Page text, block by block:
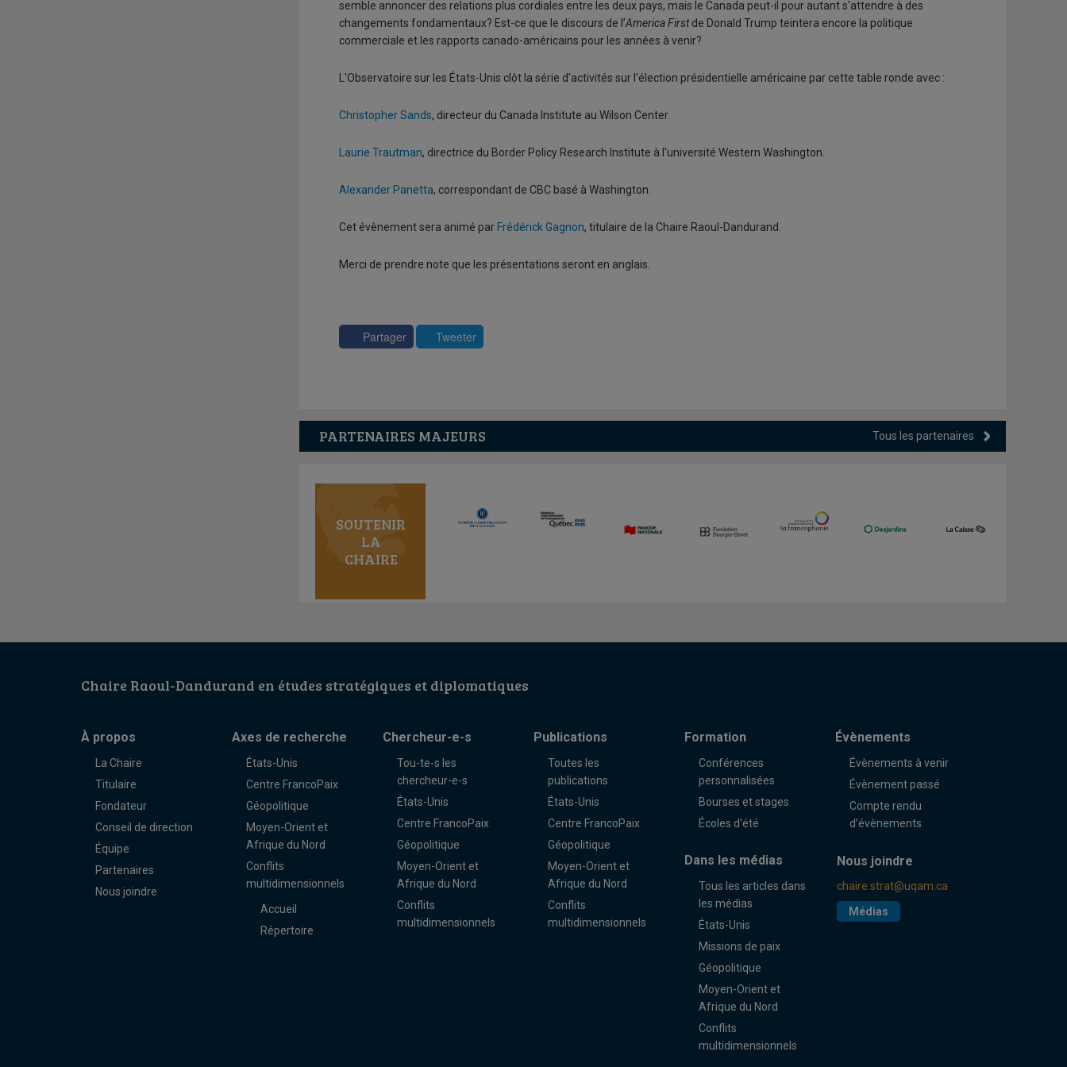
semble annoncer des relations plus cordiales entre les deux pays, mais le Canada peut-il pour autant s'attendre à des
changements fondamentaux? Est-ce que le discours de l’America Firstde Donald Trump teintera encore la politique
commerciale et les rapports canado-américains pour les années à venir?
L'Observatoire sur les États-Unis clôt la série d'activités sur l'élection présidentielle américaine par cette table ronde avec :
Christopher Sands, directeur du Canada Institute au Wilson Center.
Laurie Trautman, directrice du Border Policy Research Institute à l'université Western Washington.
Alexander Panetta, correspondant de CBC basé à Washington.
Cet évènement sera animé par Frédérick Gagnon, titulaire de la Chaire Raoul-Dandurand.
Merci de prendre note que les présentations seront en anglais.
Partager Tweeter
PARTENAIRES MAJEURS Tous les partenaires
SOUTENIR
LA
CHAIRE
Chaire Raoul-Dandurand en études stratégiques et diplomatiques
À propos
La Chaire
Titulaire
Fondateur
Conseil de direction
Équipe
Partenaires
Nous joindre
Axes de recherche
États-Unis
Centre FrancoPaix
Géopolitique
Moyen-Orient et
Afrique du Nord
Conflits
multidimensionnels
Accueil
Répertoire
Chercheur-e-s
Tou-te-s les
chercheur-e-s
États-Unis
Centre FrancoPaix
Géopolitique
Moyen-Orient et
Afrique du Nord
Conflits
multidimensionnels
Publications
Toutes les
publications
États-Unis
Centre FrancoPaix
Géopolitique
Moyen-Orient et
Afrique du Nord
Conflits
multidimensionnels
Formation
Conférences
personnalisées
Bourses et stages
Écoles d’été
Évènements
Évènements à venir
Évènement passé
Compte rendu
d’évènements
Dans les médias
Tous les articles dans
les médias
États-Unis
Missions de paix
Géopolitique
Moyen-Orient et
Afrique du Nord
Conflits
multidimensionnels
Nous joindre
chaire.strat@uqam.ca
Médias